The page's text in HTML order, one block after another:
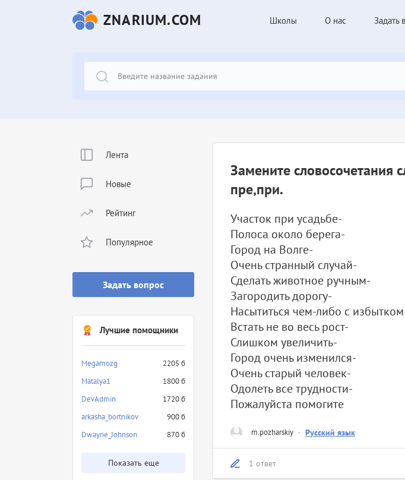
ZNARIUM.COM Школы О нас Задать
Лента
Новые
Рейтинг
Популярное
Задать вопрос
Лучшие помощники
Megamozg
2205 б
Matalya1
1800 б
DevAdmin
1720 б
arkasha_bortnikov
900 б
Dwayne_Johnson
870 б
Показать еще
m.pozharskiy · Русский язык
Замените словосочетания
пре,при.
Участок при усадьбе-
Полоса около берега-
Город на Волге-
Очень странный случай-
Сделать животное ручным-
Загородить дорогу-
Насытиться чем-либо с
Встать не во весь рост-
Слишком увеличить-
Город очень изменился-
Очень старый человек-
Одолеть все трудности-
Пожалуйста помогите
1 ответ